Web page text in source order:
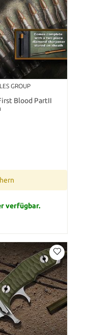
GROUP
Blood PartII
verfügbar.